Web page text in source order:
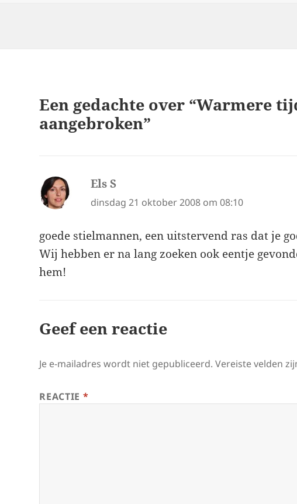
Een gedachte over “Warmere
aangebroken”
Els S
dinsdag 21 oktober 2008 om 08:10
goede stielmannen, een uitstervend ras dat je
Wij hebben er na lang zoeken ook eentje
hem!
Geef een reactie
Je e-mailadres wordt niet gepubliceerd. Vereiste velden
REACTIE *